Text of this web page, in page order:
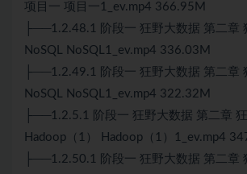
项目一 项目一1_ev.mp4 366.95M
├──1.2.48.1 阶段一 狂野大数据 第二章
NoSQL NoSQL1_ev.mp4 336.03M
├──1.2.49.1 阶段一 狂野大数据 第二章
NoSQL NoSQL1_ev.mp4 322.32M
├──1.2.5.1 阶段一 狂野大数据 第二章
Hadoop（1） Hadoop（1）1_ev.mp4
├──1.2.50.1 阶段一 狂野大数据 第二章